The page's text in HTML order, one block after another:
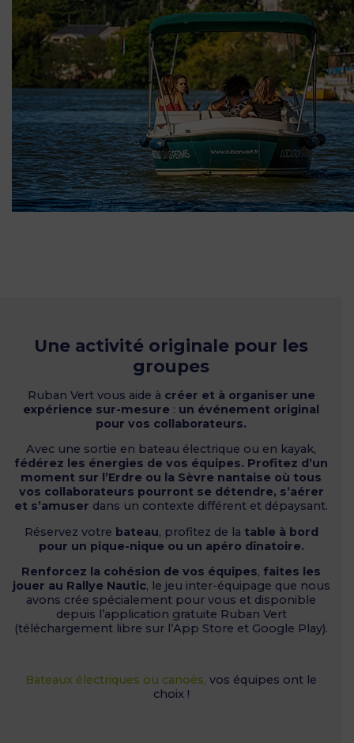
Une activité originale pour les
groupes
Ruban Vert vous aide à créer et à organiser une
expérience sur-mesure : un événement original
pour vos collaborateurs.
Avec une sortie en bateau électrique ou en kayak,
fédérez les énergies de vos équipes. Profitez d’un
moment sur l’Erdre ou la Sèvre nantaise où tous
vos collaborateurs pourront se détendre, s’aérer
et s’amuser dans un contexte différent et dépaysant.
Réservez votre bateau, profitez de la table à bord
pour un pique-nique ou un apéro dînatoire.
Renforcez la cohésion de vos équipes, faites les
jouer au Rallye Nautic, le jeu inter-équipage que nous
avons crée spécialement pour vous et disponible
depuis l’application gratuite Ruban Vert
(téléchargement libre sur l’App Store et Google Play).
Bateaux électriques ou canoës, vos équipes ont le
choix !